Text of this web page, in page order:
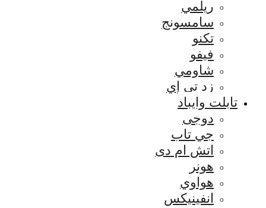
ريلمي
سامسونج
تكنو
فيفو
شاومي
زد تي إي
تابلت وايباد
دوجى
جي تاب
اتش ام دى
هونر
هواوي
انفينيكس